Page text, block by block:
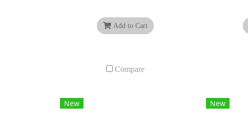
Add to Cart
Compare
New New